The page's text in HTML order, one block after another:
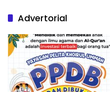
Advertorial